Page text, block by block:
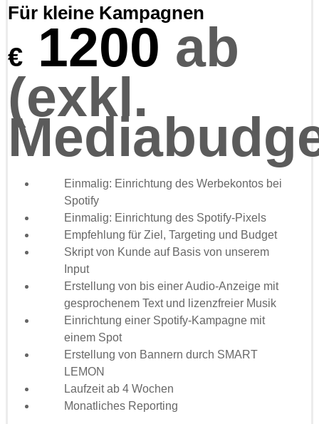
Für kleine Kampagnen
€ 1200 ab
(exkl.
Einmalig: Einrichtung des Werbekontos bei
Spotify
Einmalig: Einrichtung des Spotify-Pixels
Empfehlung für Ziel, Targeting und Budget
Skript von Kunde auf Basis von unserem
Input
Erstellung von bis einer Audio-Anzeige mit
gesprochenem Text und lizenzfreier Musik
Einrichtung einer Spotify-Kampagne mit
einem Spot
Erstellung von Bannern durch SMART
LEMON
Laufzeit ab 4 Wochen
Monatliches Reporting